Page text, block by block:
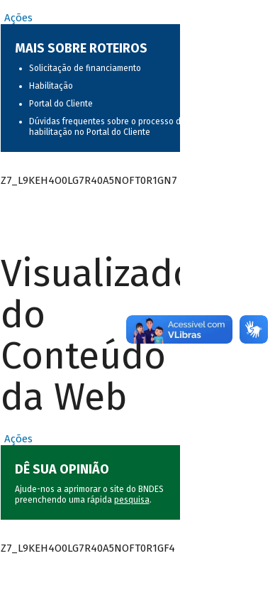
Ações
MAIS SOBRE ROTEIROS
Solicitação de financiamento
Habilitação
Portal do Cliente
Dúvidas frequentes sobre o processo de
habilitação no Portal do Cliente
Z7_L9KEH4O0LG7R40A5NOFT0R1GN7
Visualizador
do
Conteúdo
da Web
Ações
DÊ SUA OPINIÃO
Ajude-nos a aprimorar o site do BNDES
preenchendo uma rápida pesquisa.
Z7_L9KEH4O0LG7R40A5NOFT0R1GF4